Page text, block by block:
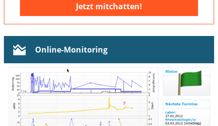
Jetzt mitchatten!
Online-Monitoring